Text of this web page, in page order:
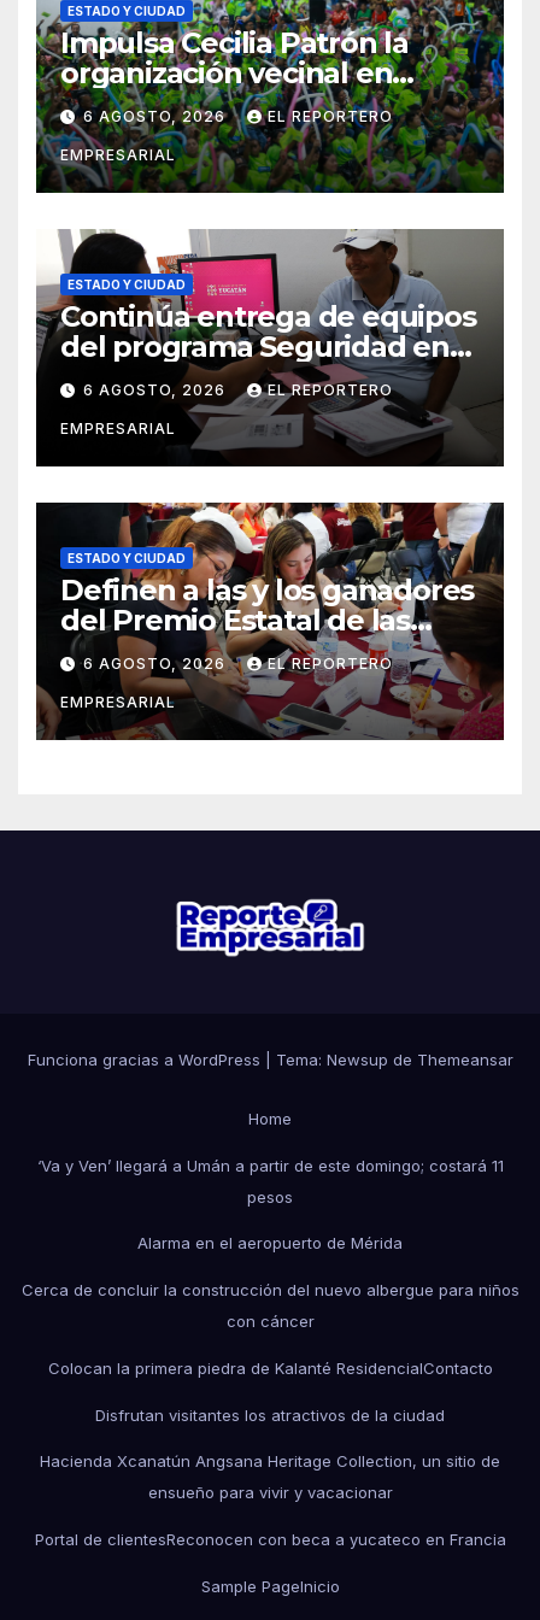
ESTADO Y CIUDAD
Impulsa Cecilia Patrón la
organización vecinal en
Mérida y suma a comités de
vigilancia en la prevención
social del delito
6 AGOSTO, 2026 EL REPORTERO
EMPRESARIAL
ESTADO Y CIUDAD
Continúa entrega de equipos
del programa Seguridad en
el Mar
6 AGOSTO, 2026 EL REPORTERO
EMPRESARIAL
ESTADO Y CIUDAD
Definen a las y los ganadores
del Premio Estatal de las
Juventudes 2026
6 AGOSTO, 2026 EL REPORTERO
EMPRESARIAL
Funciona gracias a WordPress Tema: Newsup de Themeansar
Home
‘Va y Ven’ llegará a Umán a partir de este domingo; costará 11
pesos
Alarma en el aeropuerto de Mérida
Cerca de concluir la construcción del nuevo albergue para niños
con cáncer
Colocan la primera piedra de Kalanté ResidencialContacto
Disfrutan visitantes los atractivos de la ciudad
Hacienda Xcanatún Angsana Heritage Collection, un sitio de
ensueño para vivir y vacacionar
Portal de clientesReconocen con beca a yucateco en Francia
Sample PageInicio